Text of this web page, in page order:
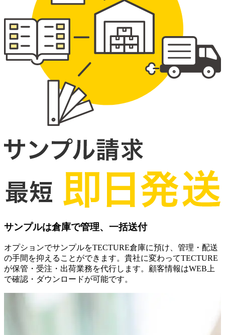
サンプルは倉庫で管理、一括送付
オプションでサンプルをTECTURE倉庫に預け、管理・配送
の手間を抑えることができます。貴社に変わってTECTURE
が保管・受注・出荷業務を代行します。顧客情報はWEB上
で確認・ダウンロードが可能です。